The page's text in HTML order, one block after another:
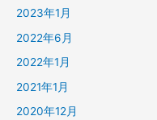
2023年1月
2022年6月
2022年1月
2021年1月
2020年12月